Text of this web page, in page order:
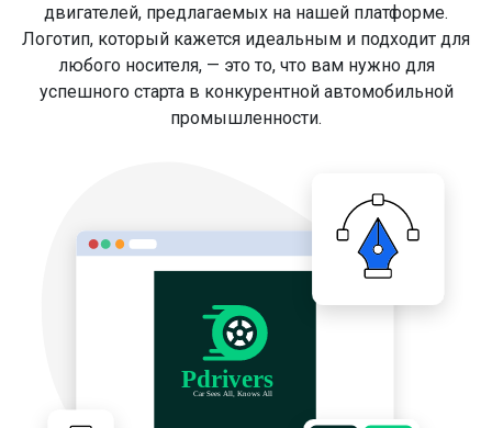
двигателей, предлагаемых на нашей платформе.
Логотип, который кажется идеальным и подходит для
любого носителя, — это то, что вам нужно для
успешного старта в конкурентной автомобильной
промышленности.